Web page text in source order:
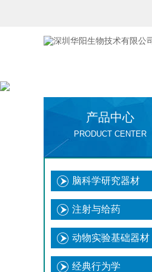
产品中心
PRODUCT CENTER
脑科学研究器材
注射与给药
动物实验基础器材
经典行为学